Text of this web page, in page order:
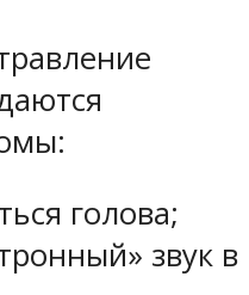
голова;
звук в